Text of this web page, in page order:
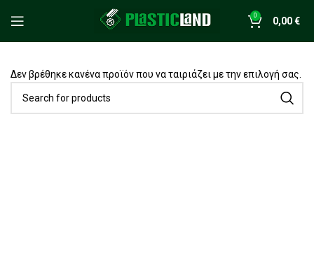
0 0,00€
Δεν βρέθηκε κανένα προϊόν που να ταιριάζει με την επιλογή σας.